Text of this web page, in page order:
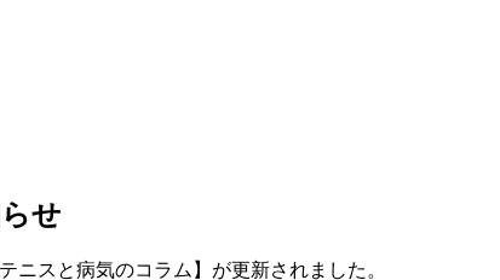
せ
ニスと病気のコラム】が更新されました。